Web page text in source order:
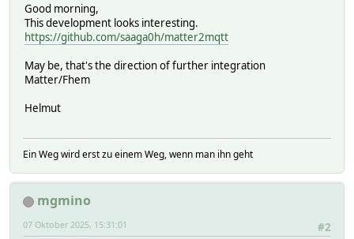
Good morning,
This development looks interesting.
https://github.com/saaga0h/matter2mqtt
May be, that's the direction of further integration
Matter/Fhem
Helmut
Ein Weg wird erst zu einem Weg, wenn man ihn geht
mgmino
#2
07 Oktober 2025, 15:31:01